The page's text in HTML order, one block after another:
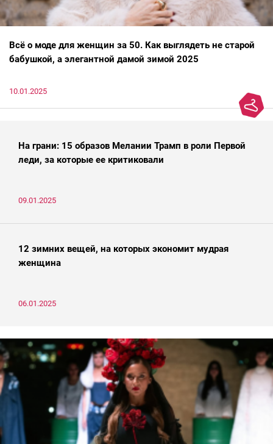
Всё о моде для женщин за 50. Как выглядеть не старой
бабушкой, а элегантной дамой зимой 2025
10.01.2025
На грани: 15 образов Мелании Трамп в роли Первой
леди, за которые ее критиковали
09.01.2025
12 зимних вещей, на которых экономит мудрая
женщина
06.01.2025